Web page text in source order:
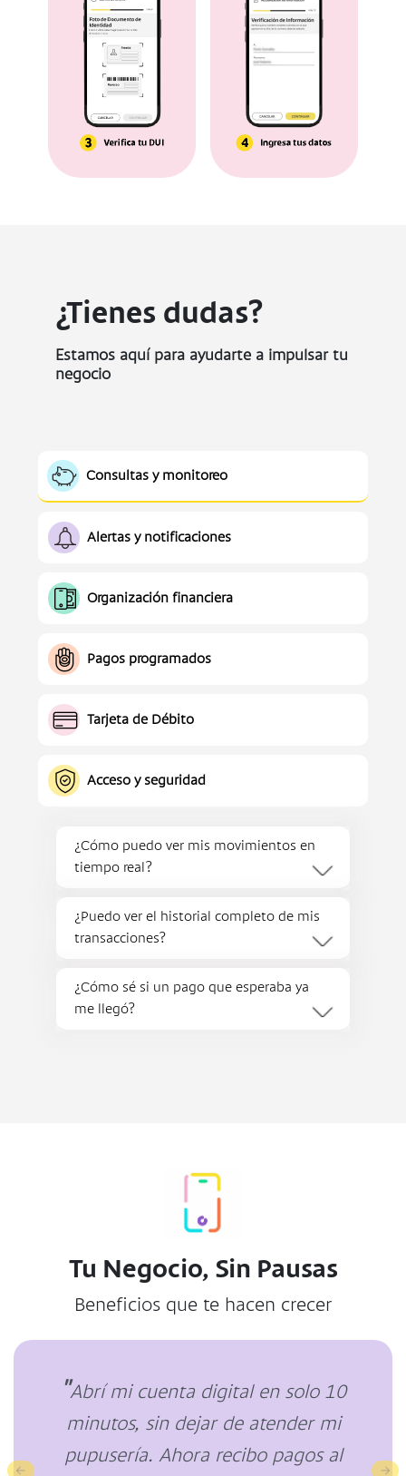
¿Tienes dudas?
Estamos aquí para ayudarte a impulsar tu
negocio
Consultas y monitoreo
Alertas y notificaciones
Organización financiera
Pagos programados
Tarjeta de Débito
Acceso y seguridad
¿Cómo puedo ver mis movimientos en
tiempo real?
Ingresa a Banca Móvil, selecciona tu
cuenta y luego elige la opción
Movimientos.
¿Puedo ver el historial completo de mis
transacciones?
Sí, desde Banca Móvil puedes consultar
todo tu historial de movimientos con
filtros por fecha, tipo de operación y
¿Cómo sé si un pago que esperaba ya
me llegó?
Tu Negocio, Sin Pausas
Beneficios que te hacen crecer
"Abrí mi cuenta digital en solo 10
minutos, sin dejar de atender mi
pupusería. Ahora recibo pagos al